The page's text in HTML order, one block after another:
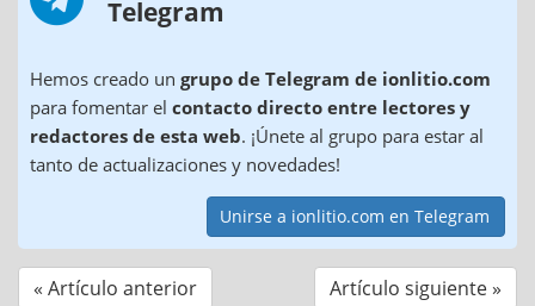
Telegram
Hemos creado un grupo de Telegram de ionlitio.com
para fomentar el contacto directo entre lectores y
redactores de esta web. ¡Únete al grupo para estar al
tanto de actualizaciones y novedades!
Unirse a ionlitio.com en Telegram
« Artículo anterior Artículo siguiente »